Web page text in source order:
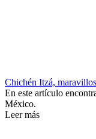
Chichén Itzá,
En este artículo
México.
Leer más